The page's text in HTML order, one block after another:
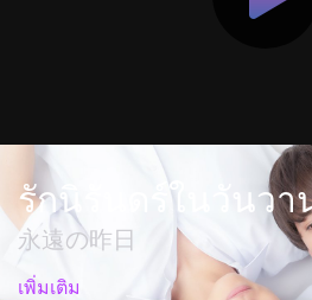
รักนิรันดร์ในวันว
永遠の昨日
เพิ่มเติม